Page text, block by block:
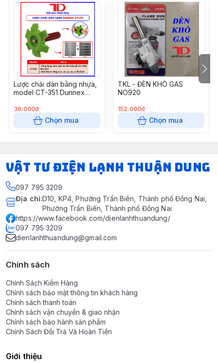
Lược chải dàn bằng nhựa,
model CT-351 Dunnex
36.000đ
Chọn mua
TKL - ĐÈN KHÒ GAS
NO920
152.000đ
Chọn mua
VẬT TƯ ĐIỆN LẠNH THUẬN DUNG
097 795 3209
Địa chỉ:D10, KP4, Phường Trấn Biên, Thành phố Đồng Nai,
Phường Trấn Biên, Thành phố Đồng Nai
https://www.facebook.com/dienlanhthuandung/
097 795 3209
dienlanhthuandung@gmail.com
Chính sách
Chính Sách Kiểm Hàng
Chính sách bảo mật thông tin khách hàng
Chính sách thanh toán
Chính sách vận chuyển & giao nhận
Chính sách bảo hành sản phẩm
Chính Sách Đổi Trả Và Hoàn Tiền
Giới thiệu